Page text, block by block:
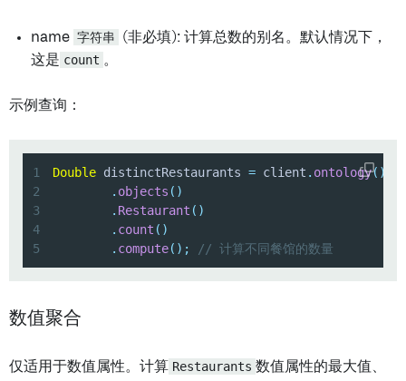
name 字符串
(非必填): 计算总数的别名。默认情况下，
这是 count 。
示例查询：
1 Double distinctRestaurants = client . ontology( )
2
. objects ( )
3
. Restaurant ( )
4
. count ( )
5
. compute( ) ; // 计算不同餐馆的数量
数值聚合
仅适用于数值属性。计算 Restaurants 数值属性的最大值、